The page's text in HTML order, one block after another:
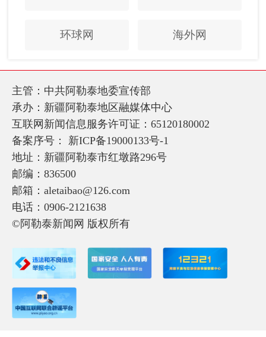
环球网 海外网
主管：中共阿勒泰地委宣传部
承办：新疆阿勒泰地区融媒体中心
互联网新闻信息服务许可证：65120180002
备案序号： 新ICP备19000133号-1
地址：新疆阿勒泰市红墩路296号
邮编：836500
邮箱：aletaibao@126.com
电话：0906-2121638
©阿勒泰新闻网 版权所有